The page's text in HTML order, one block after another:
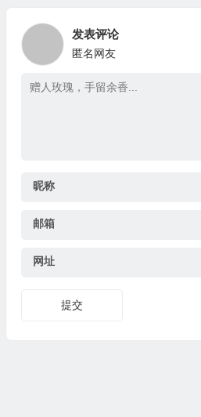
发表评论
匿名网友
昵称
邮箱
网址
提交